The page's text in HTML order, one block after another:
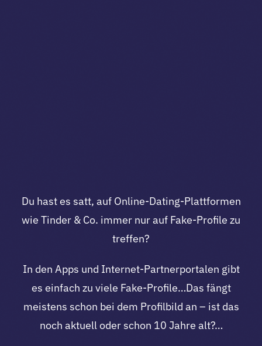
Du hast es satt, auf Online-Dating-Plattformen
wie Tinder & Co. immer nur auf Fake-Profile zu
treffen?
In den Apps und Internet-Partnerportalen gibt
es einfach zu viele Fake-Profile…Das fängt
meistens schon bei dem Profilbild an – ist das
noch aktuell oder schon 10 Jahre alt?…